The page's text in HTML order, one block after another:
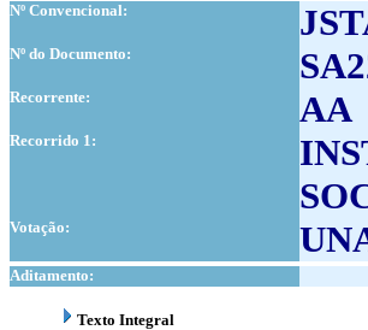
Nº Convencional:
Nº do Documento:
Recorrente: AA
Recorrido 1:
Votação:
Aditamento:
Texto Integral